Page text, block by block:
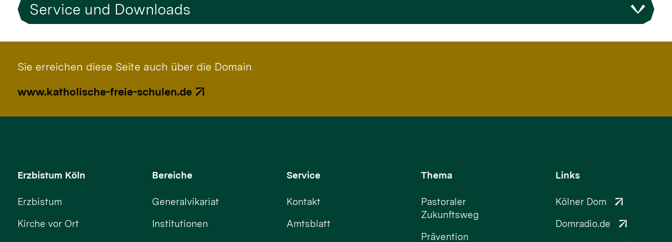
Service und Downloads
Sie erreichen diese Seite auch über die Domain
www.katholische-freie-schulen.de
Erzbistum Köln
Erzbistum
Kirche vor Ort
Bereiche
Generalvikariat
Institutionen
Service
Kontakt
Amtsblatt
Thema
Pastoraler
Zukunftsweg
Prävention
Links
Kölner Dom
Domradio.de